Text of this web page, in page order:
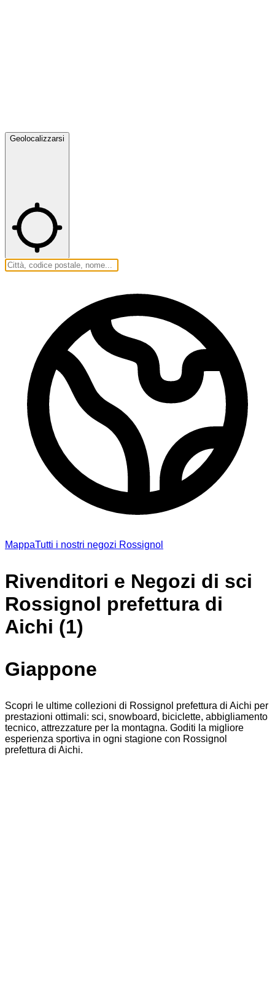
Geolocalizzarsi
MappaTutti i nostri negozi Rossignol
Rivenditori e Negozi di sci
Rossignol prefettura di
Aichi (1)
Giappone
Scopri le ultime collezioni di Rossignol prefettura di Aichi per
prestazioni ottimali: sci, snowboard, biciclette, abbigliamento
tecnico, attrezzature per la montagna. Goditi la migliore
esperienza sportiva in ogni stagione con Rossignol
prefettura di Aichi.